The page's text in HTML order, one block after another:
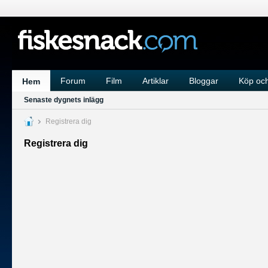
Hem Forum Film Artiklar Bloggar Köp
Senaste dygnets inlägg
Registrera dig
Registrera dig